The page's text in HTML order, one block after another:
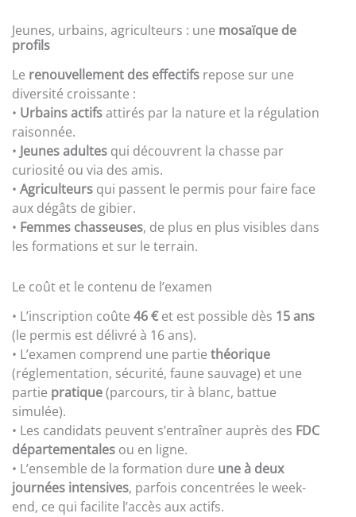
Jeunes, urbains, agriculteurs : une mosaïque de
profils
Le renouvellement des effectifs repose sur une
diversité croissante :
• Urbains actifsattirés par la nature et la régulation
raisonnée.
• Jeunes adultes qui découvrent la chasse par
curiosité ou via des amis.
• Agriculteurs qui passent le permis pour faire face
aux dégâts de gibier.
• Femmes chasseuses, de plus en plus visibles dans
les formations et sur le terrain.
Le coût et le contenu de l’examen
• L’inscription coûte 46 €et est possible dès 15 ans
(le permis est délivré à 16 ans).
• L’examen comprend une partie théorique
(réglementation, sécurité, faune sauvage) et une
partie pratique(parcours, tir à blanc, battue
simulée).
• Les candidats peuvent s’entraîner auprès des FDC
départementales ou en ligne.
• L’ensemble de la formation dure une à deux
journées intensives, parfois concentrées le week-
end, ce qui facilite l’accès aux actifs.